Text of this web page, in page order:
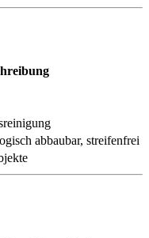
abbaubar, streifenfrei